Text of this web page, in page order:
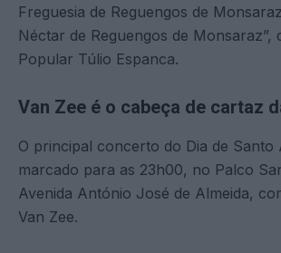
Freguesia de Reguengos de
Néctar de Reguengos de Monsaraz”,
Popular Túlio Espanca.
Van Zee é o cabeça de cartaz
O principal concerto do Dia de Santo
marcado para as 23h00, no Palco
Avenida António José de Almeida,
Van Zee.